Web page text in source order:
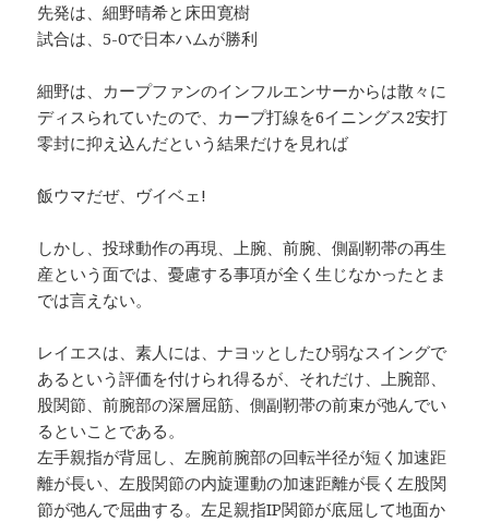
先発は、細野晴希と床田寛樹
試合は、5-0で日本ハムが勝利
細野は、カープファンのインフルエンサーからは散々に
ディスられていたので、カープ打線を6イニングス2安打
零封に抑え込んだという結果だけを見れば
飯ウマだぜ、ヴイベェ!
しかし、投球動作の再現、上腕、前腕、側副靭帯の再生
産という面では、憂慮する事項が全く生じなかったとま
では言えない。
レイエスは、素人には、ナヨッとしたひ弱なスイングで
あるという評価を付けられ得るが、それだけ、上腕部、
股関節、前腕部の深層屈筋、側副靭帯の前束が弛んでい
るといことである。
左手親指が背屈し、左腕前腕部の回転半径が短く加速距
離が長い、左股関節の内旋運動の加速距離が長く左股関
節が弛んで屈曲する。左足親指IP関節が底屈して地面か